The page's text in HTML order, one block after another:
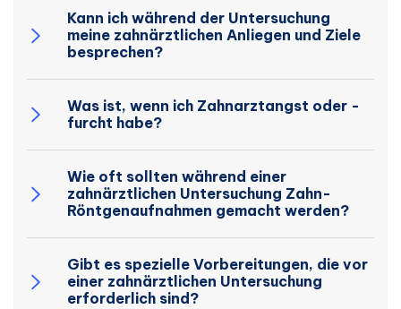
Kann ich während der Untersuchung
meine zahnärztlichen Anliegen und Ziele
besprechen?
Was ist, wenn ich Zahnarztangst oder -
furcht habe?
Wie oft sollten während einer
zahnärztlichen Untersuchung Zahn-
Röntgenaufnahmen gemacht werden?
Gibt es spezielle Vorbereitungen, die vor
einer zahnärztlichen Untersuchung
erforderlich sind?